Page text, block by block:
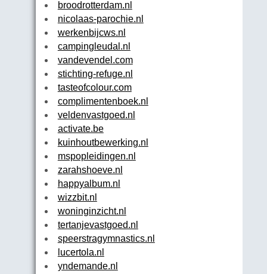
broodrotterdam.nl
nicolaas-parochie.nl
werkenbijcws.nl
campingleudal.nl
vandevendel.com
stichting-refuge.nl
tasteofcolour.com
complimentenboek.nl
veldenvastgoed.nl
activate.be
kuinhoutbewerking.nl
mspopleidingen.nl
zarahshoeve.nl
happyalbum.nl
wizzbit.nl
woninginzicht.nl
tertanjevastgoed.nl
speerstragymnastics.nl
lucertola.nl
yndemande.nl